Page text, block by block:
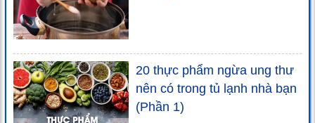
20 thực phẩm ngừa ung thư
nên có trong tủ lạnh nhà bạn
(Phần 1)